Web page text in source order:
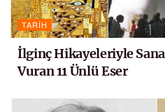
TARIH
İlginç Hikayeleriyle
Vuran 11 Ünlü Eser